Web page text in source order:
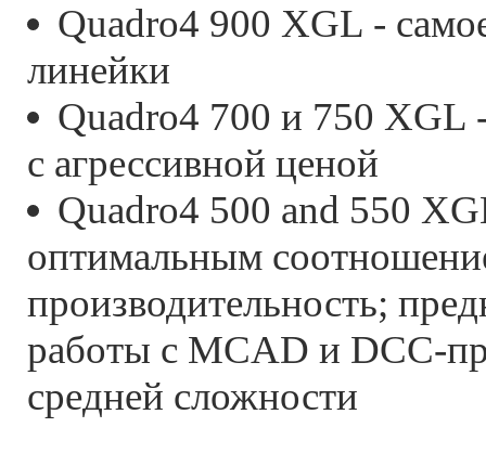
Quadro4 900 XGL -
линейки
Quadro4 700 и 750 XGL
с агрессивной ценой
Quadro4 500 and 550
оптимальным
производительность;
работы с MCAD и DCC-
средней сложности